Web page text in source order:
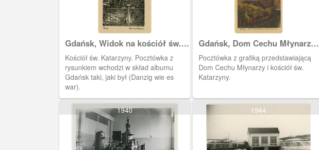
Gdańsk, Widok na kościół św.
Katarzyny
Kościół św. Katarzyny. Pocztówka z
rysunkiem wchodzi w skład albumu
Gdańsk taki, jaki był (Danzig wie es
war).
Gdańsk, Dom Cechu Młynarzy i
kościół św. Katarzyny
Pocztówka z grafiką przedstawiającą
Dom Cechu Młynarzy i kościół św.
Katarzyny.
1940 1944